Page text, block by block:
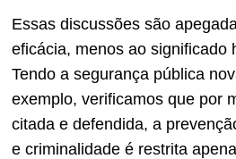
Essas discussões são
eficácia, menos ao significado
Tendo a segurança pública
exemplo, verificamos que por
citada e defendida, a
e criminalidade é restrita